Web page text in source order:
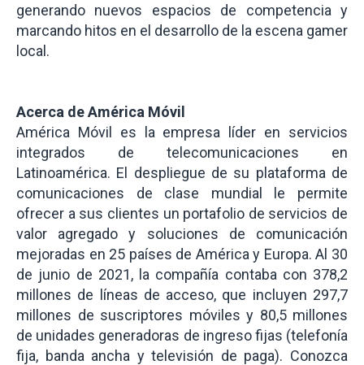
generando nuevos espacios de competencia y
marcando hitos en el desarrollo de la escena gamer
local.
Acerca de América Móvil
América Móvil es la empresa líder en servicios
integrados de telecomunicaciones en
Latinoamérica. El despliegue de su plataforma de
comunicaciones de clase mundial le permite
ofrecer a sus clientes un portafolio de servicios de
valor agregado y soluciones de comunicación
mejoradas en 25 países de América y Europa. Al 30
de junio de 2021, la compañía contaba con 378,2
millones de líneas de acceso, que incluyen 297,7
millones de suscriptores móviles y 80,5 millones
de unidades generadoras de ingreso fijas (telefonía
fija, banda ancha y televisión de paga). Conozca